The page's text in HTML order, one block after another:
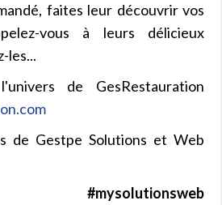
faites leur découvrir vos
vous à leurs délicieux
les...
de GesRestauration
de Gestpe Solutions et Web
#mysolutionsweb